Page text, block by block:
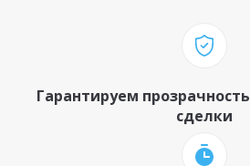
Гарантируем
сделки